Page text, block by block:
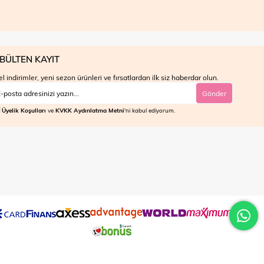
KAYIT
indirimler, yeni sezon ürünleri ve fırsatlardan ilk siz haberdar olun.
Gönder
Üyelik Koşulları ve KVKK Aydınlatma Metni'ni kabul ediyorum.